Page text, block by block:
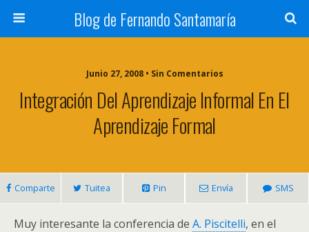
Blog de Fernando Santamaría
Junio 27, 2008 • Sin Comentarios
Integración Del Aprendizaje Informal En El
Aprendizaje Formal
Comparte Tuitea Pin Envía SMS
Muy interesante la conferencia de A. Piscitelli, en el